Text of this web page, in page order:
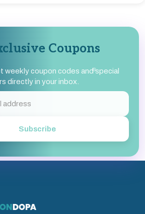
Coupons
weekly coupon codes and special
directly in your inbox.
Subscribe